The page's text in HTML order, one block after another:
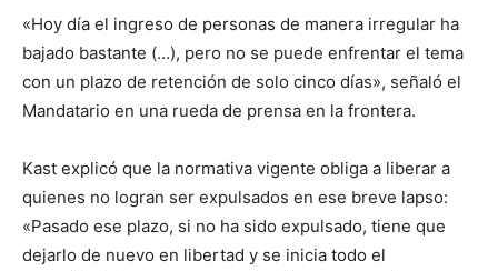
«Hoy día el ingreso de personas de manera irregular ha
bajado bastante (…), pero no se puede enfrentar el tema
con un plazo de retención de solo cinco días», señaló el
Mandatario en una rueda de prensa en la frontera.
Kast explicó que la normativa vigente obliga a liberar a
quienes no logran ser expulsados en ese breve lapso:
«Pasado ese plazo, si no ha sido expulsado, tiene que
dejarlo de nuevo en libertad y se inicia todo el